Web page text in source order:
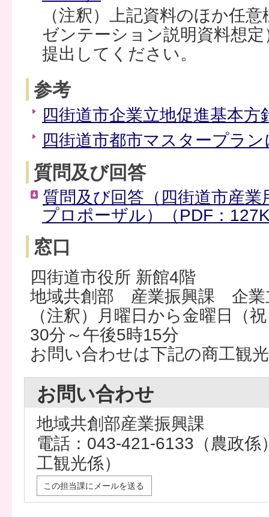
（注釈）上記資料のほか任
ゼンテーション説明資料想
提出してください。
参考
四街道市企業立地促進基本方
四街道市都市マスタープラ
質問及び回答
質問及び回答（四街道市産
プロポーザル）（PDF：
窓口
四街道市役所 新館4階
地域共創部 産業振興課 企業
（注釈）月曜日から金曜日（
30分～午後5時15分
お問い合わせは下記の商工観
お問い合わせ
地域共創部産業振興課
電話：043-421-6133（農政
工観光係）
この担当課にメールを送る